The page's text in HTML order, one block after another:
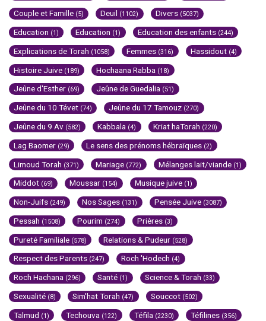
Couple et Famille (5) Deuil (1102) Divers (5037)
Education (1) Education (1) Education des enfants (244)
Explications de Torah (1058) Femmes (316) Hassidout (4)
Histoire Juive (189) Hochaana Rabba (18)
Jeûne d'Esther (69) Jeûne de Guedalia (51)
Jeûne du 10 Tévet (74) Jeûne du 17 Tamouz (270)
Jeûne du 9 Av (582) Kabbala (4) Kriat haTorah (220)
Lag Baomer (29) Le sens des prénoms hébraïques (2)
Limoud Torah (371) Mariage (772) Mélanges lait/viande (1)
Middot (69) Moussar (154) Musique juive (1)
Non-Juifs (249) Nos Sages (131) Pensée Juive (3087)
Pessah (1508) Pourim (274) Prières (3)
Pureté Familiale (578) Relations & Pudeur (528)
Respect des Parents (247) Roch 'Hodech (4)
Roch Hachana (296) Santé (1) Science & Torah (33)
Sexualité (8) Sim'hat Torah (47) Souccot (502)
Talmud (1) Techouva (122) Téfila (2230) Téfilines (356)